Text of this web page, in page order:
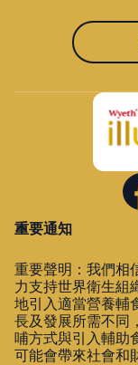
重要通知
重要聲明：我們相
力支持世界衛生組
地引入適當營養輔
長及發展所需不同
哺方式與引入輔助
可能會帶來社會和